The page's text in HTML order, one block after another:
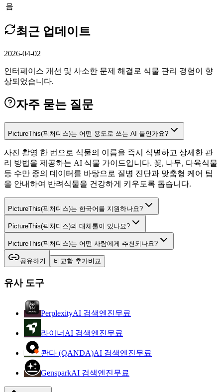
음
최근 업데이트
2026-04-02
인터페이스 개선 및 사소한 문제 해결로 식물 관리 경험이 향
상되었습니다.
자주 묻는 질문
PictureThis(픽처디스)는 어떤 용도로 쓰는 AI 툴인가요?
사진 촬영 한 번으로 식물의 이름을 즉시 식별하고 상세한 관
리 방법을 제공하는 AI 식물 가이드입니다. 꽃, 나무, 다육식물
등 수만 종의 데이터를 바탕으로 질병 진단과 맞춤형 케어 팁
을 안내하여 반려식물을 건강하게 키우도록 돕습니다.
PictureThis(픽처디스)는 한국어를 지원하나요?
PictureThis(픽처디스)의 대체툴이 있나요?
PictureThis(픽처디스)는 어떤 사람에게 추천되나요?
공유하기 비교함 추가비교
유사 도구
PerplexityAI 검색엔진무료
라이너 AI 검색엔진무료
콴다 (QANDA)AI 검색엔진무료
GensparkAI 검색엔진무료